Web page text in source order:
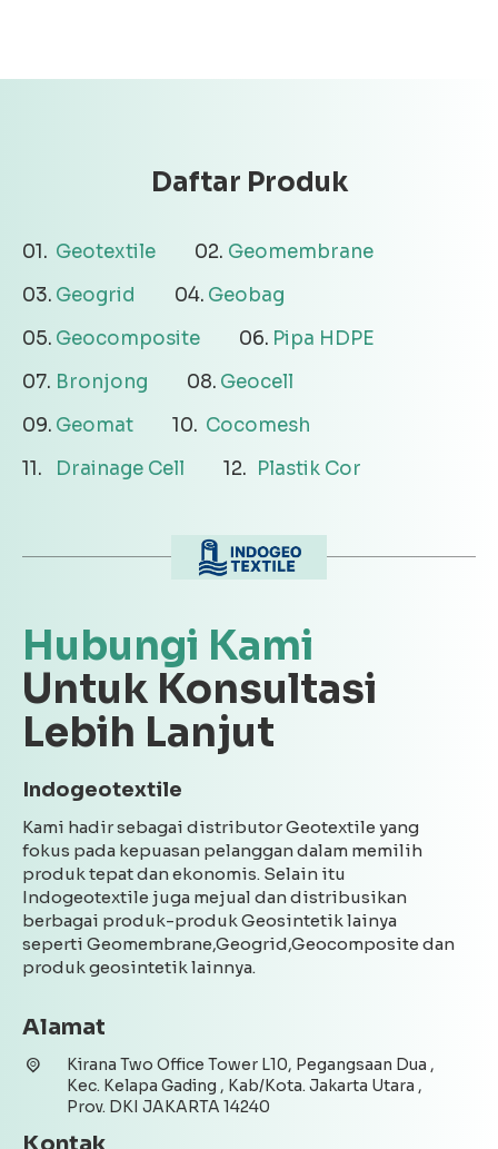
Daftar Produk
Geotextile
Geomembrane
Geogrid
Geobag
Geocomposite
Pipa HDPE
Bronjong
Geocell
Geomat
Cocomesh
Drainage Cell
Plastik Cor
Hubungi Kami
Untuk Konsultasi
Lebih Lanjut
Indogeotextile
Kami hadir sebagai distributor Geotextile yang
fokus pada kepuasan pelanggan dalam memilih
produk tepat dan ekonomis. Selain itu
Indogeotextile juga mejual dan distribusikan
berbagai produk-produk Geosintetik lainya
seperti Geomembrane,Geogrid,Geocomposite dan
produk geosintetik lainnya.
Alamat
Kirana Two Office Tower L10, Pegangsaan Dua ,
Kec. Kelapa Gading , Kab/Kota. Jakarta Utara ,
Prov. DKI JAKARTA 14240